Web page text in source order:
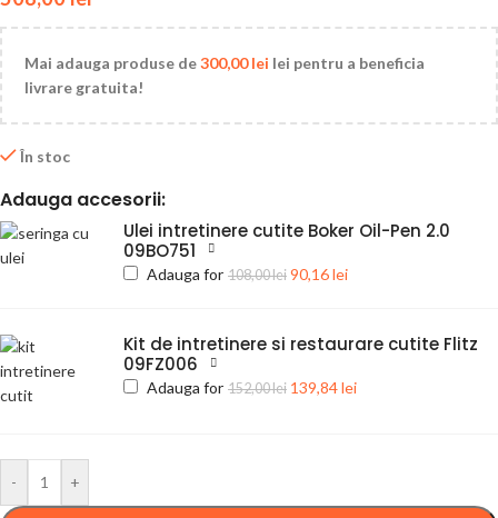
Mai adauga produse de300,00lei lei pentru a beneficia
livrare gratuita!
În stoc
Adauga accesorii:
Ulei intretinere cutite Boker Oil-Pen 2.0
09BO751
Adauga for 108,00lei 90,16lei
Kit de intretinere si restaurare cutite Flitz
09FZ006
Adauga for 152,00lei 139,84lei
- +